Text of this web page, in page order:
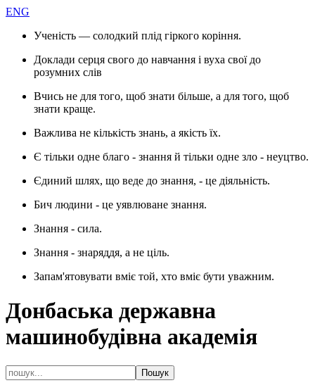
ENG
Ученість — солодкий плід гіркого коріння.
Доклади серця свого до навчання і вуха свої до
розумних слів
Вчись не для того, щоб знати більше, а для того, щоб
знати краще.
Важлива не кількість знань, а якість їх.
Є тільки одне благо - знання й тільки одне зло - неуцтво.
Єдиний шлях, що веде до знання, - це діяльність.
Бич людини - це уявлюване знання.
Знання - сила.
Знання - знаряддя, а не ціль.
Запам'ятовувати вміє той, хто вміє бути уважним.
Донбаська державна
машинобудівна академія